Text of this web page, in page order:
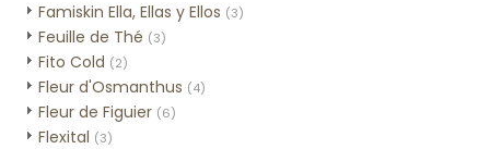
Famiskin Ella, Ellas y Ellos (3)
Feuille de Thé (3)
Fito Cold (2)
Fleur d'Osmanthus (4)
Fleur de Figuier (6)
Flexital (3)